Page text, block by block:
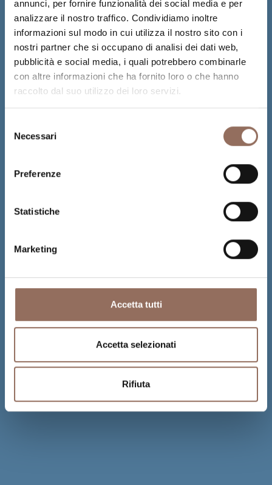
annunci, per fornire funzionalità dei social media e per
analizzare il nostro traffico. Condividiamo inoltre
informazioni sul modo in cui utilizza il nostro sito con i
nostri partner che si occupano di analisi dei dati web,
pubblicità e social media, i quali potrebbero combinarle
con altre informazioni che ha fornito loro o che hanno
raccolto dal suo utilizzo dei loro servizi.
delNecessari
Preferenze
Statistiche
Marketing
Accetta tutti
Accetta selezionati
Rifiuta